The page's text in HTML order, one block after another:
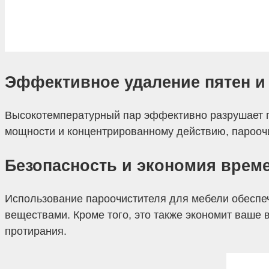
Эффективное удаление пятен и
Высокотемпературный пар эффективно
мощности и концентрированному действию,
Безопасность и экономия
Использование пароочистителя для мебели
веществами. Кроме того, это также экономит
протирания.